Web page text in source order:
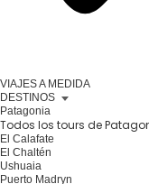
VIAJES A MEDIDA
DESTINOS
Patagonia
Todos los tours de
El Calafate
El Chaltén
Ushuaia
Puerto Madryn